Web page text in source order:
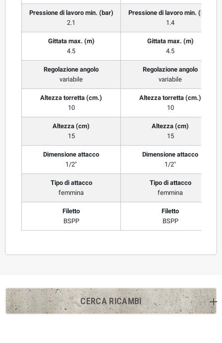
Pressione di lavoro min. (bar)
2.1
Pressione di lavoro min. (bar)
1.4
Gittata max. (m)
4.5
Gittata max. (m)
4.5
Regolazione angolo
variabile
Regolazione angolo
variabile
Altezza torretta (cm.)
10
Altezza torretta (cm.)
10
Altezza (cm)
15
Altezza (cm)
15
Dimensione attacco
1/2"
Dimensione attacco
1/2"
Tipo di attacco
femmina
Tipo di attacco
femmina
Filetto
BSPP
Filetto
BSPP
CERCA RICAMBI